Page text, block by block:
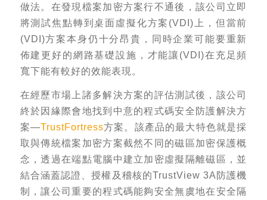
做法。在發現檔案加密方案行不通後，該公司立即
將測試焦點轉到桌面虛擬化方案(VDI)上，但當前
(VDI)方案本身仍十分昂貴，同時企業可能要重新
佈建更好的網路基礎設施，才能讓(VDI)在充足頻
寬下能有較好的效能表現。
在經歷市場上諸多解決方案的評估測試後，該公司
終於因緣際會地找到中意的程式碼安全防護解決方
案—TrustFortress方案。該產品的最大特色就是採
取與傳統檔案加密方案截然不同的磁區加密保護概
念，透過在端點電腦中建立加密虛擬隔離磁區，並
結合涵蓋認證、授權及稽核的TrustView 3A防護機
制，讓公司重要的程式碼能夠安全無虞地在安全隔